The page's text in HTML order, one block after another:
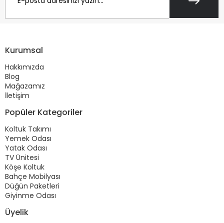
Kurumsal
Hakkımızda
Blog
Mağazamız
İletişim
Popüler Kategoriler
Koltuk Takımı
Yemek Odası
Yatak Odası
TV Ünitesi
Köşe Koltuk
Bahçe Mobilyası
Düğün Paketleri
Giyinme Odası
Üyelik